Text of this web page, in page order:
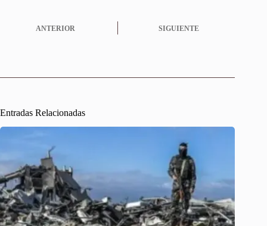
ANTERIOR SIGUIENTE
Entradas Relacionadas